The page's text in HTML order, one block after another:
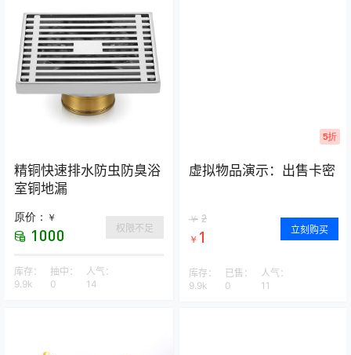
精铜快速排水防虫防臭浴
室铜地漏
原价： ￥
1000 权限不足
库存：
9.9k
抽中：
0
人气：
14
5折
虚拟物品演示：出售卡密
￥ 2
￥ 1 立刻购买
库存：
9.9k
已售：
0
人气：
11